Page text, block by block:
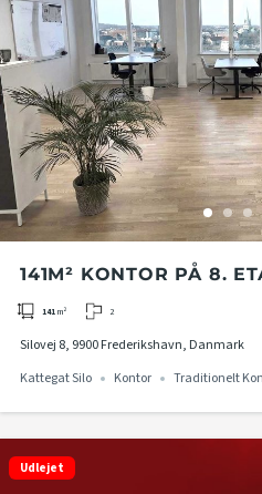
141M² KONTOR PÅ 8.
I FREDERIKSHAVN
141 m² 2
Silovej 8, 9900 Frederikshavn, Danmark
Kattegat Silo
Kontor Traditionelt
Udlejet